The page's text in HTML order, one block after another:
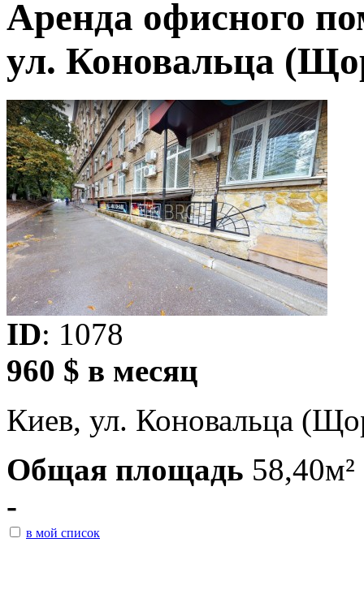
Аренда офисного
ул. Коновальца
ID: 1078
960 $ в месяц
Киев, ул. Коновальца
Общая площадь 58,40м²
-
в мой список